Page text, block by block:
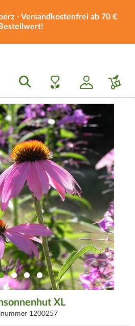
- Versandkostenfrei ab 70 €
Bestellwert!
XL
1200257